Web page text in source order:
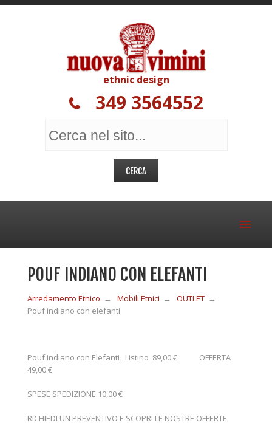
ethnic design
349 3564552
MOBILI IN LEGNO
POUF INDIANO CON ELEFANTI
Arredamento Etnico → Mobili Etnici → OUTLET →
Pouf indiano con elefanti
Pouf indiano con Elefanti Listino 89,00 € OFFERTA
49,00 €
SPESE SPEDIZIONE 10,00 €
RICHIEDI UN PREVENTIVO E SCOPRI LE NOSTRE OFFERTE.